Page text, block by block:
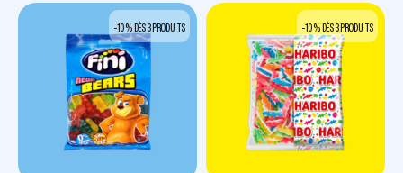
-10 % DÈS 3 PRODUITS -10 % DÈS 3 PRODUITS